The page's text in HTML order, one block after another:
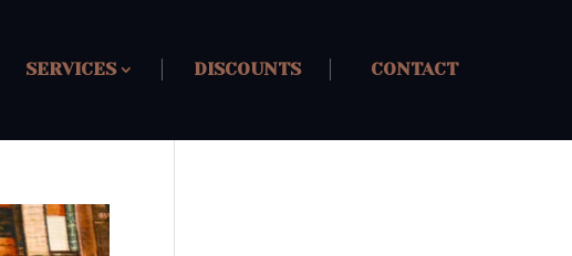
SERVICES DISCOUNTS CONTACT